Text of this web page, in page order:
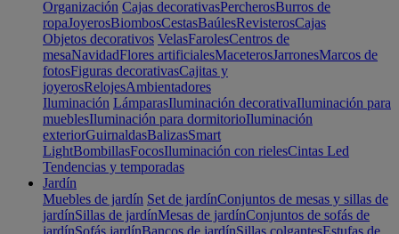
Organización Cajas decorativasPercherosBurros de
ropaJoyerosBiombosCestasBaúlesRevisterosCajas
Objetos decorativos VelasFarolesCentros de
mesaNavidadFlores artificialesMaceterosJarronesMarcos de
fotosFiguras decorativasCajitas y
joyerosRelojesAmbientadores
Iluminación LámparasIluminación decorativaIluminación para
mueblesIluminación para dormitorioIluminación
exteriorGuirnaldasBalizasSmart
LightBombillasFocosIluminación con rielesCintas Led
Tendencias y temporadas
Jardín
Muebles de jardín Set de jardínConjuntos de mesas y sillas de
jardínSillas de jardínMesas de jardínConjuntos de sofás de
jardínSofás jardínBancos de jardínSillas colgantesEstufas de